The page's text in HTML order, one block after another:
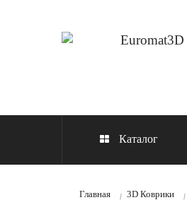
Каталог
Главная 3D Коврики